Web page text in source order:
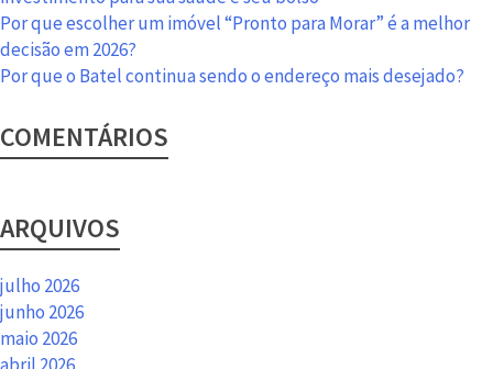
Por que escolher um imóvel “Pronto para Morar” é a melhor
decisão em 2026?
Por que o Batel continua sendo o endereço mais desejado?
COMENTÁRIOS
ARQUIVOS
julho 2026
junho 2026
maio 2026